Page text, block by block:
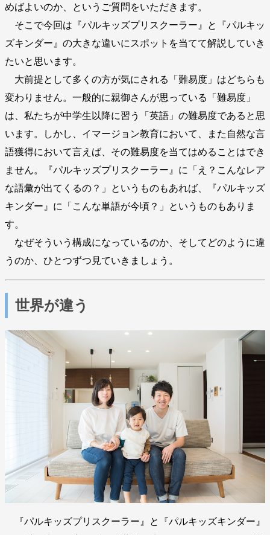
めばよいのか、というご質問をいただきます。
そこで今回は『パルキッズプリスクーラー』と『パルキッ
ズキンダー』の大きな違いにスポットを当てて解説していき
たいと思います。
大前提として多くの方が気にされる「難易度」はどちらも
変わりません。一般的に親御さんが思っている「難易度」
は、私たちが中学生以降に習う「英語」の難易度であると思
います。しかし、イマージョン教育において、また自然な言
語獲得において言えば、その難易度を当てはめることはでき
ません。『パルキッズプリスクーラー』に「え？こんなレア
な語彙が出てくるの？」というものもあれば、『パルキッズ
キンダー』に「こんな単語が今頃？」というものもありま
す。
なぜそういう構成になっているのか、そしてどのように違
うのか、ひとつずつ見ていきましょう。
世界が違う
『パルキッズプリスクーラー』と『パルキッズキンダー』